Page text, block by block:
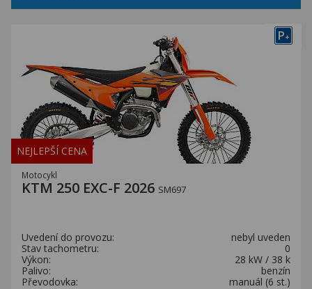
P+
NEJLEPŠÍ CENA
Motocykl
KTM 250 EXC-F 2026 SM697
Uvedení do provozu:
nebyl uveden
Stav tachometru:
0
Výkon:
28 kW / 38 k
Palivo:
benzín
Převodovka:
manuál (6 st.)